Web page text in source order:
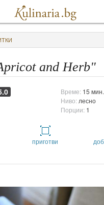
and Herb"
Време: 15 мин.
Ниво: лесно
Порции: 1
приготви